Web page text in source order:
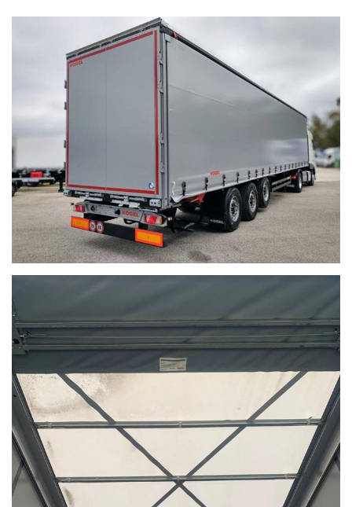
1° Asse sollevabile - 3° asse fisso
Doppia altezza 2710-2760 mm
Certificato ADR